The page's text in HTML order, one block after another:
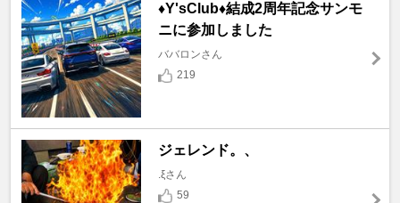
♦️Y'sClub♦️結成2周年記念サンモ
ニに参加しました
ババロンさん
219
ジェレンド。、
.ξさん
59